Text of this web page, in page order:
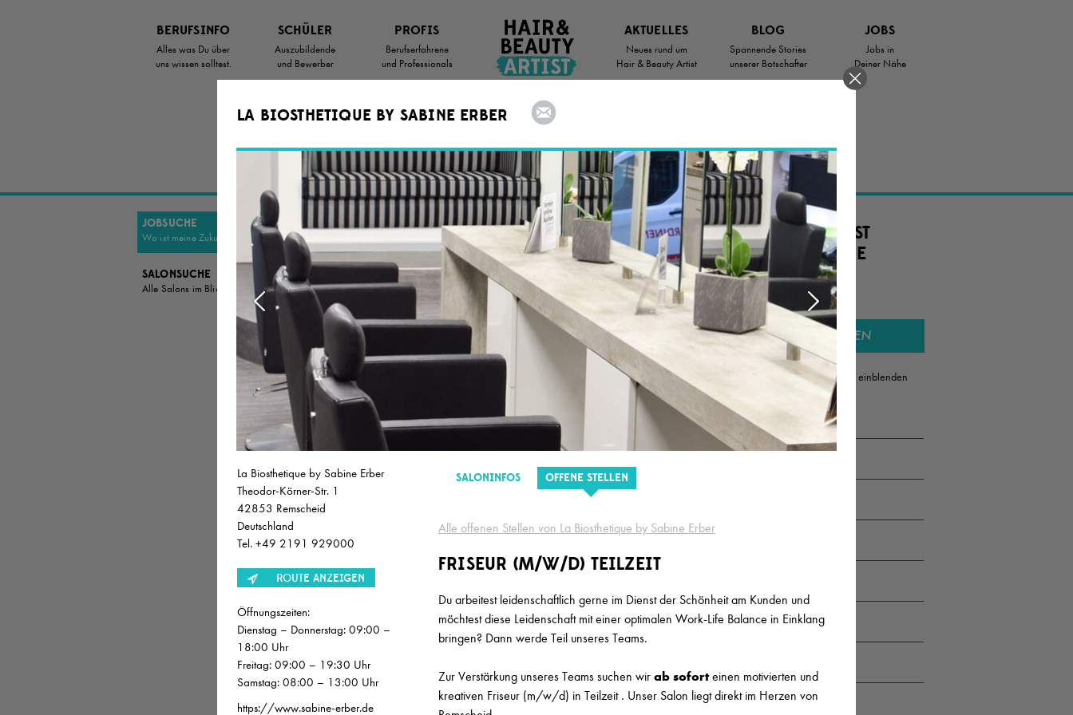
Artikel
Springen
BERUFSINFO
Alles was Du über
uns wissen solltest.
SCHÜLER
Auszubildende
und Bewerber
PROFIS
Berufserfahrene
und Professionals
AKTUELLES
Neues rund um
Hair & Beauty Artist
BLOG
Spannende Stories
unserer Botschafter
JOBS
Jobs in
Deiner Nähe
DeineChanceauf eine schöneZukunft.
JOBSUCHE
Wo ist meine Zukunft?
SALONSUCHE
Alle Salons im Blick
DU BIST AUF DER SUCHE NACH DEM PERFEKTEN JOB ODER SUCHST
EINEN AUSBILDUNGSPLATZ? HIER BIST DU RICHTIG. EINE SCHÖNE
ZUKUNFT WARTET.
SUCHRADIUS SUCHEN
Erweiterte Suche einblenden
STADT
Friseur (w/m/d) in Vollzeit gesucht Herget & Muth
Friseur/ Meister (m/w/d)
Friseur (m/w/d) Teilzeit
Jungfriseur/in (m/w/d) in Vollzeit Stefan Probst Stuttgart
Friseur/in (m/w/d) in Voll-/Teilzeit
Beauty Assistient / Quereinsteiger/in (m/w/d) Hairlounge Düsseldorf
LA BIOSTHETIQUE BY SABINE ERBER
SALONINFOS OFFENE STELLEN
Alle offenen Stellen von La Biosthetique by Sabine Erber
FRISEUR (M/W/D) TEILZEIT
Du arbeitest leidenschaftlich gerne im Dienst der Schönheit am Kunden und
möchtest diese Leidenschaft mit einer optimalen Work-Life Balance in Einklang
bringen? Dann werde Teil unseres Teams.
Zur Verstärkung unseres Teams suchen wir ab soforteinen motivierten und
kreativen Friseur (m/w/d) in Teilzeit . Unser Salon liegt direkt im Herzen von
La Biosthetique by Sabine Erber
Theodor-Körner-Str. 1
42853 Remscheid
Deutschland
Tel. +49 2191 929000
ROUTE ANZEIGEN
Öffnungszeiten:
Dienstag – Donnerstag: 09:00 –
18:00 Uhr
Freitag: 09:00 – 19:30 Uhr
Samstag: 08:00 – 13:00 Uhr
https://www.sabine-erber.de